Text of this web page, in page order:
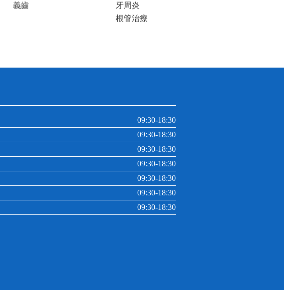
義齒
牙周炎
根管治療
09:30-18:30
09:30-18:30
09:30-18:30
09:30-18:30
09:30-18:30
09:30-18:30
09:30-18:30